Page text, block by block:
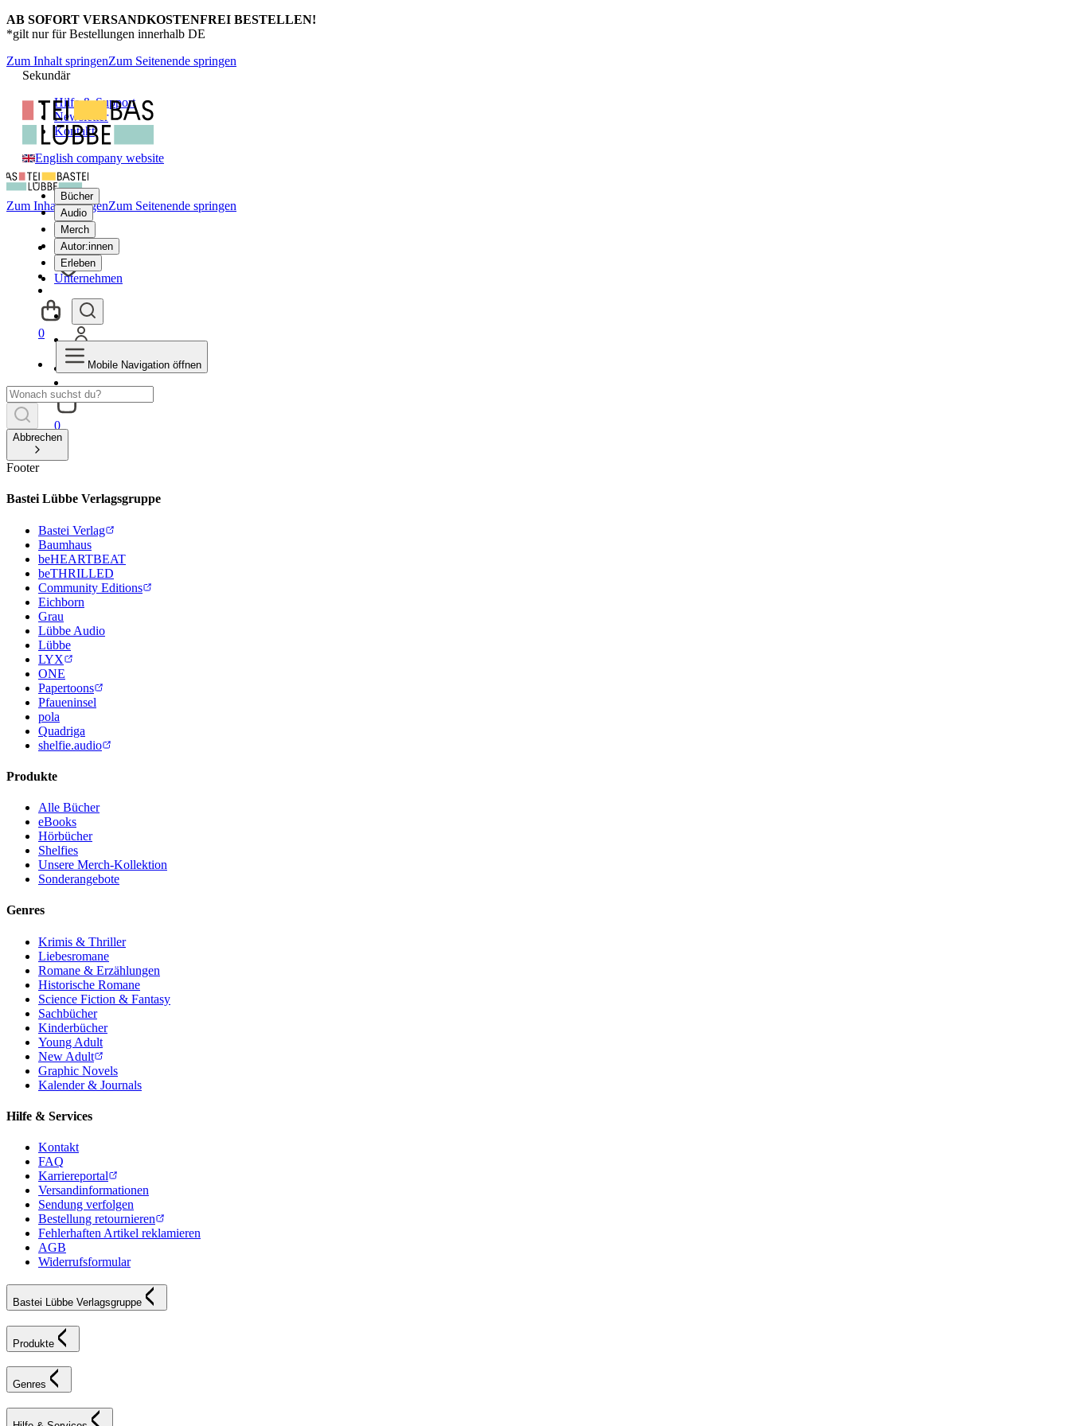
AB SOFORT VERSANDKOSTENFREI BESTELLEN!
*gilt nur für Bestellungen innerhalb DE
Zum Inhalt springenZum Seitenende springen
Sekundär
Hilfe & Support
Newsletter
Kontakt
English company website
Bücher
Audio
Merch
Autor:innen
Erleben
Unternehmen
0
Zum Inhalt springenZum Seitenende springen
0
Mobile Navigation öffnen
Abbrechen
Footer
Bastei Lübbe Verlagsgruppe
Bastei Verlag
Baumhaus
beHEARTBEAT
beTHRILLED
Community Editions
Eichborn
Grau
Lübbe Audio
Lübbe
LYX
ONE
Papertoons
Pfaueninsel
pola
Quadriga
shelfie.audio
Produkte
Alle Bücher
eBooks
Hörbücher
Shelfies
Unsere Merch-Kollektion
Sonderangebote
Genres
Krimis & Thriller
Liebesromane
Romane & Erzählungen
Historische Romane
Science Fiction & Fantasy
Sachbücher
Kinderbücher
Young Adult
New Adult
Graphic Novels
Kalender & Journals
Hilfe & Services
Kontakt
FAQ
Karriereportal
Versandinformationen
Sendung verfolgen
Bestellung retournieren
Fehlerhaften Artikel reklamieren
AGB
Widerrufsformular
Bastei Lübbe Verlagsgruppe
Produkte
Genres